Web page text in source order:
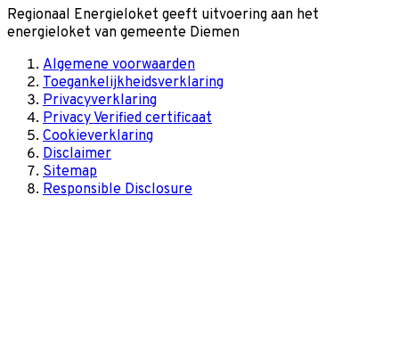
Regionaal Energieloket geeft uitvoering aan het
energieloket van gemeente Diemen
Algemene voorwaarden
Toegankelijkheidsverklaring
Privacyverklaring
Privacy Verified certificaat
Cookieverklaring
Disclaimer
Sitemap
Responsible Disclosure